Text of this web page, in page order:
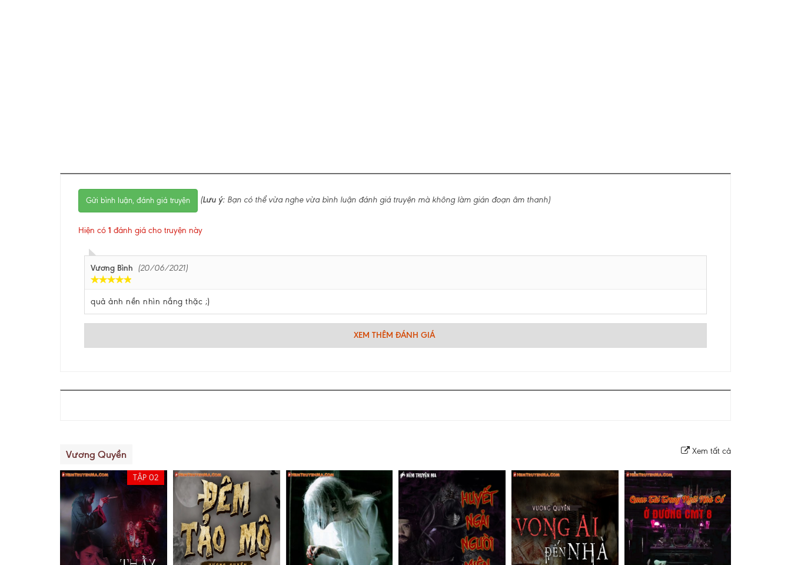
Gửi bình luận, đánh giá truyện (Lưu ý: Bạn có thể vừa nghe vừa bình luận đánh giá truyện mà không làm gián đoạn âm thanh)
Hiện có 1 đánh giá cho truyện này
Vương Bình (20/06/2021)
quả ảnh nền nhìn nắng thặc ;)
XEM THÊM ĐÁNH GIÁ
Vương Quyền Xem tất cả
TẬP 02